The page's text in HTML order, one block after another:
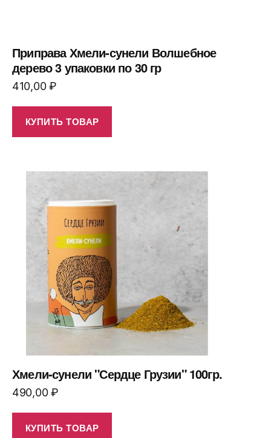
Приправа Хмели-сунели Волшебное
дерево 3 упаковки по 30 гр
410,00₽
КУПИТЬ ТОВАР
Хмели-сунели "Сердце Грузии" 100гр.
490,00₽
КУПИТЬ ТОВАР